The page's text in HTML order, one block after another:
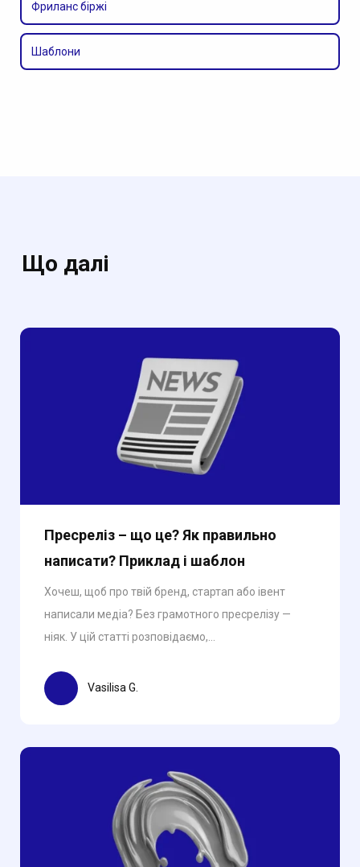
Фриланс біржі
Шаблони
Що далі
Пресреліз – що це? Як правильно
написати? Приклад і шаблон
Хочеш, щоб про твій бренд, стартап або івент
написали медіа? Без грамотного пресрелізу —
ніяк. У цій статті розповідаємо,...
Vasilisa G.